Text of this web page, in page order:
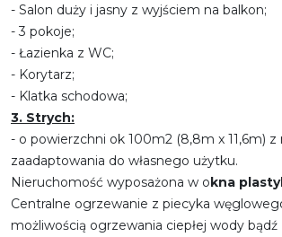
- Salon duży i jasny z wyjściem na balkon;
- 3 pokoje;
- Łazienka z WC;
- Korytarz;
- Klatka schodowa;
3. Strych:
- o powierzchni ok 100m2 (8,8m x 11,6m) z
zaadaptowania do własnego użytku.
Nieruchomość wyposażona w okna
Centralne ogrzewanie z piecyka
możliwością ogrzewania ciepłej wody